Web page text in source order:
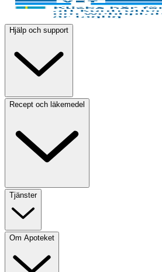
Hjälp och support
Recept och läkemedel
Tjänster
Om Apoteket